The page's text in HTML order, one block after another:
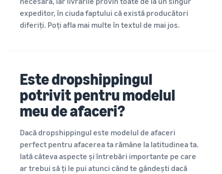
expeditor, în ciuda faptului că există producători
diferiți. Poți afla mai multe în textul de mai jos.
Este dropshippingul
potrivit pentru modelul
meu de afaceri?
Dacă dropshippingul este modelul de afaceri
perfect pentru afacerea ta rămâne la latitudinea ta.
Iată câteva aspecte și întrebări importante pe care
ar trebui să ți le pui atunci când te gândești dacă